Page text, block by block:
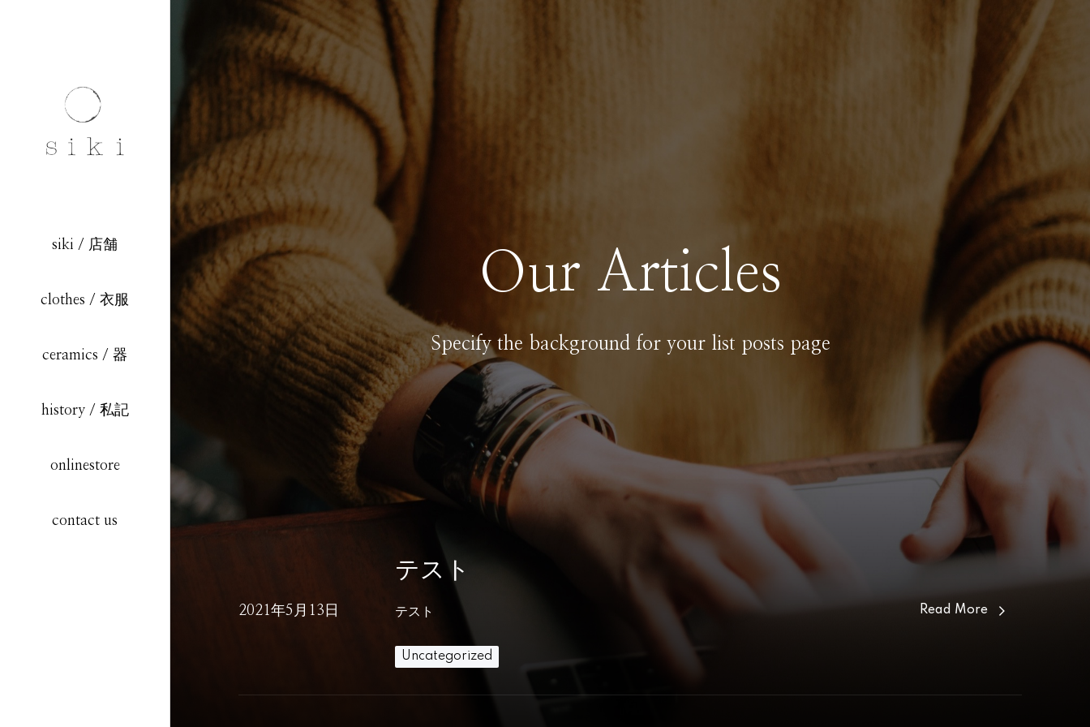
siki / 店舗
clothes / 衣服
ceramics / 器
history / 私記
onlinestore
contact us
Our Articles
Specify the background for your list posts page
2021年5月13日
テスト
テスト
Uncategorized
Read More